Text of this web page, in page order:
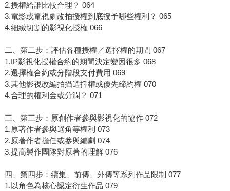
2.授權給誰比較合理？ 064
3.電影或電視劇改拍授權到底授予哪些權利？ 065
4.細緻切割的影視化授權 066
二、第二步：評估各種授權／選擇權的期間 067
1.IP影視化授權合約的期間決定變因很多 068
2.選擇權合約或分階段支付費用 069
3.其他影視改編拍攝選擇權或優先締約權 070
4.合理的權利金或分潤？ 071
三、第三步：原創作者參與影視化的協作 072
1.原著作者參與選角等權利 073
2.原著作者擔任或參與編劇 074
3.提高製作團隊對原著的理解 076
四、第四步：續集、前傳、外傳等系列作品限制 077
1.以角色為核心認定衍生作品 079